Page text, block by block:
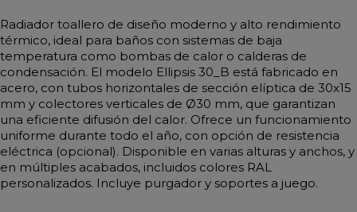
Radiador toallero de diseño moderno y alto rendimiento
térmico, ideal para baños con sistemas de baja
temperatura como bombas de calor o calderas de
condensación. El modelo Ellipsis 30_B está fabricado en
acero, con tubos horizontales de sección elíptica de 30x15
mm y colectores verticales de Ø30 mm, que garantizan
una eficiente difusión del calor. Ofrece un funcionamiento
uniforme durante todo el año, con opción de resistencia
eléctrica (opcional). Disponible en varias alturas y anchos, y
en múltiples acabados, incluidos colores RAL
personalizados. Incluye purgador y soportes a juego.